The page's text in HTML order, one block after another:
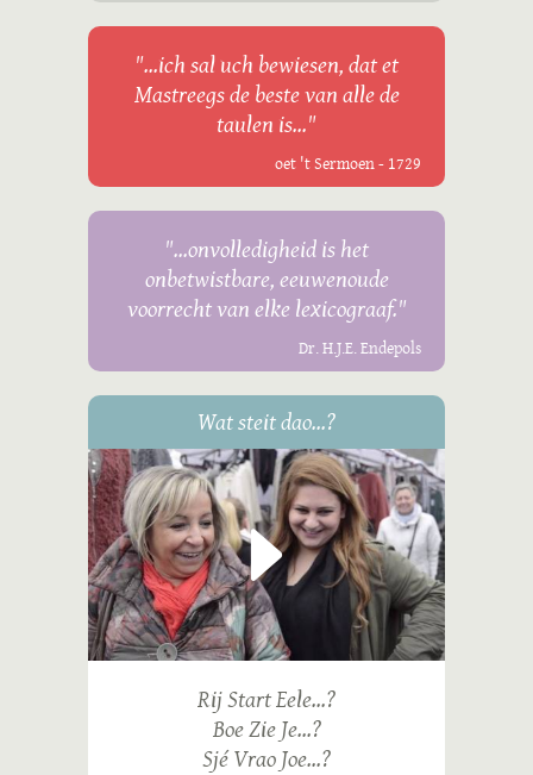
"...ich sal uch bewiesen, dat et
Mastreegs de beste van alle de
taulen is..."
oet 't Sermoen - 1729
"...onvolledigheid is het
onbetwistbare, eeuwenoude
voorrecht van elke lexicograaf."
Dr. H.J.E. Endepols
Wat steit dao...?
Rij Start Eele...?
Boe Zie Je...?
Sjé Vrao Joe...?